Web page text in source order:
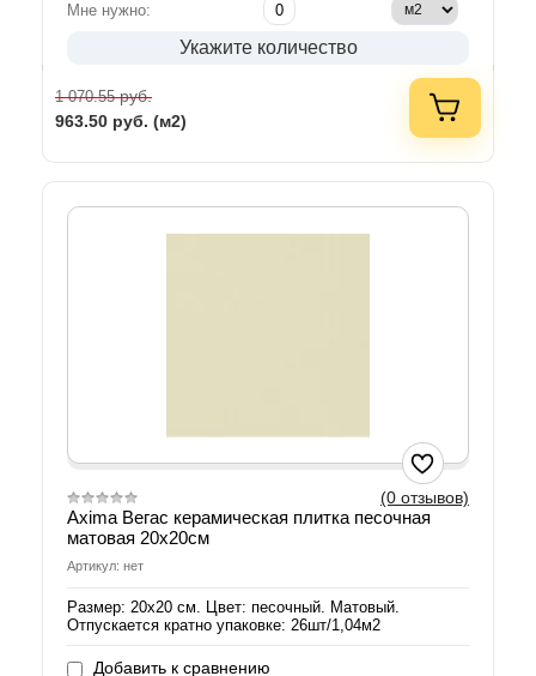
Мне нужно:
Укажите количество
1 070.55руб.
963.50 руб. (м2)
(0 отзывов)
Axima Вегас керамическая плитка песочная
матовая 20х20см
Артикул: нет
Размер: 20х20 см. Цвет: песочный. Матовый.
Отпускается кратно упаковке: 26шт/1,04м2
Добавить к сравнению